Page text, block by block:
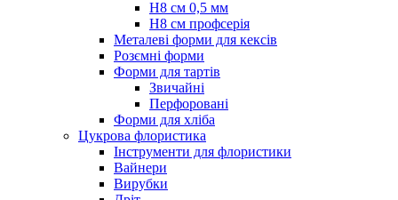
Н8 см 0,5 мм
Н8 см профсерія
Металеві форми для кексів
Розємні форми
Форми для тартів
Звичайні
Перфоровані
Форми для хліба
Цукрова флористика
Інструменти для флористики
Вайнери
Вирубки